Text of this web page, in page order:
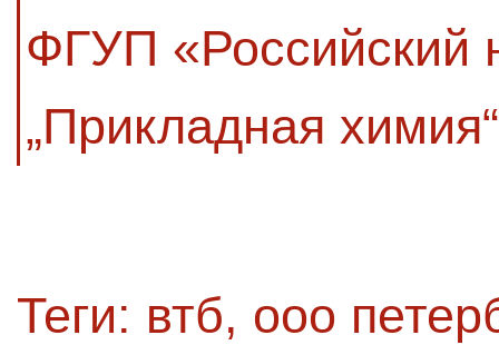
ФГУП «Российский
„Прикладная
Теги: втб, ооо